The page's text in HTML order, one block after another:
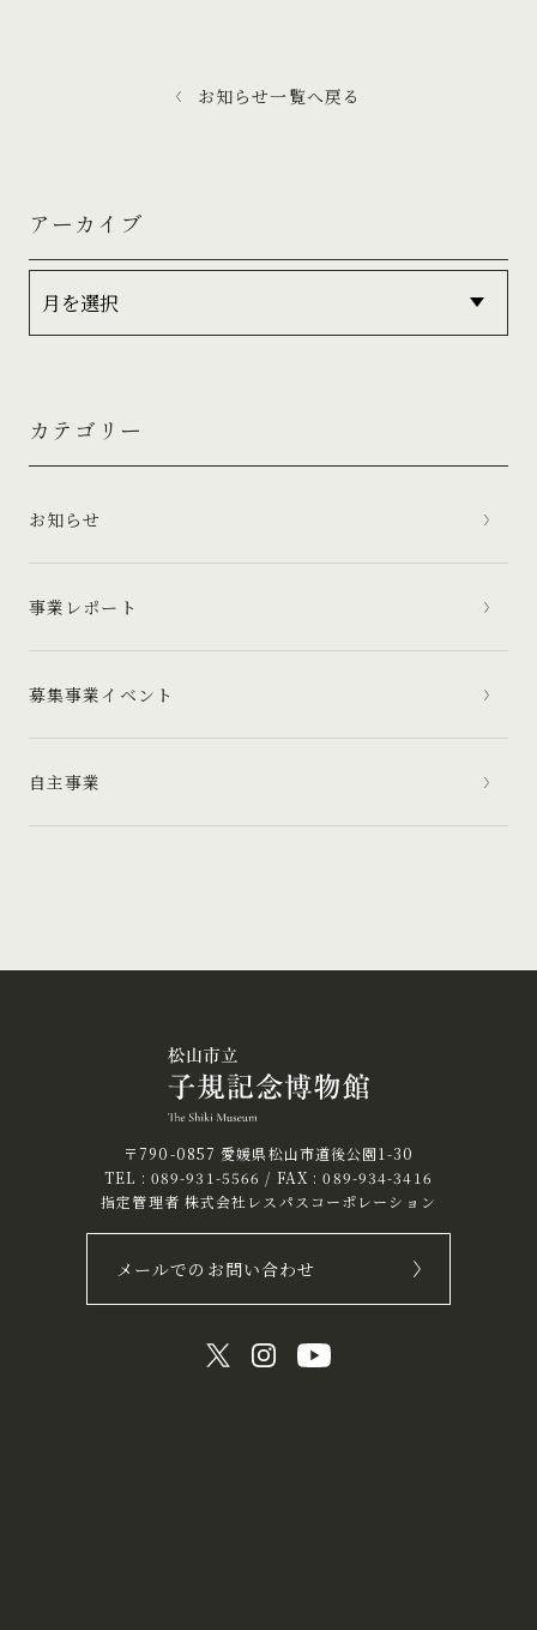
お知らせ一覧へ戻る
アーカイブ
カテゴリー
お知らせ
事業レポート
募集事業イベント
自主事業
〒790-0857 愛媛県松山市道後公園1-30
TEL : 089-931-5566 / FAX : 089-934-3416
指定管理者 株式会社レスパスコーポレーション
メールでのお問い合わせ